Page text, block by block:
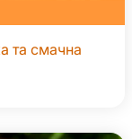
та смачна